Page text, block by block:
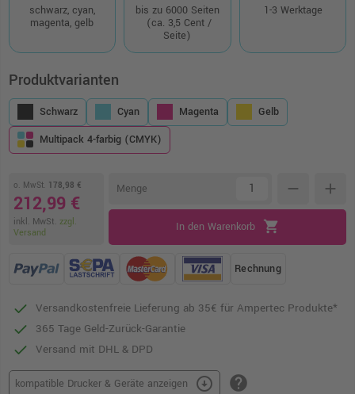
schwarz, cyan,
magenta, gelb
bis zu 6000 Seiten
(ca. 3,5 Cent /
Seite)
1-3 Werktage
Produktvarianten
Schwarz Cyan Magenta
Gelb
Multipack 4-farbig (CMYK)
o. MwSt. 178,98 €
212,99 €
inkl. MwSt. zzgl.
Versand
Menge remove add
In den Warenkorb shopping_cart
Rechnung
Versandkostenfreie Lieferung ab 35€ für Ampertec Produkte*
365 Tage Geld-Zurück-Garantie
Versand mit DHL & DPD
kompatible Drucker & Geräte anzeigen arrow_circle_down help